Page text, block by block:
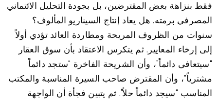
فقط بنزاهة بعض المقترضين، بل بجودة التحليل الائتماني
المصرفي برمته. هل يعاد إنتاج السيناريو المألوف؟
سنوات من الظروف المريحة ومطاردة العائد تؤدي أولاً
إلى إرخاء المعايير. ثم يتكرس الاعتقاد بأن سوق العقار
“سيتعافى دائماً”، وأن الشريحة الفاخرة “ستجد دائماً
مشترياً”، وأن المقترض صاحب السيرة المناسبة والمكتب
المناسب “سيجد دائماً حلاً”. ثم يتبين فجأة أن الواجهة